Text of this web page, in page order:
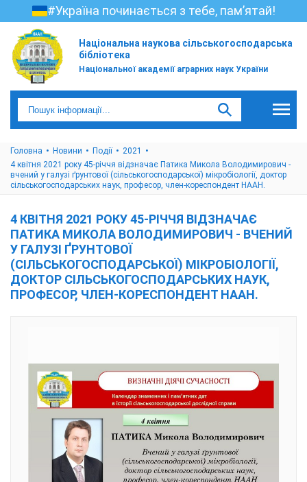
#Україна починається з тебе, пам’ятай!
Національна наукова сільськогосподарська
бібліотека
Національної академії аграрних наук України
Головна Новини Події
2021
4 квітня 2021 року 45-річчя відзначає Патика Микола Володимирович -
вчений у галузі ґрунтової (сільськогосподарської) мікробіології, доктор
сільськогосподарських наук, професор, член-кореспондент НААН.
4 КВІТНЯ 2021 РОКУ 45-РІЧЧЯ ВІДЗНАЧАЄ
ПАТИКА МИКОЛА ВОЛОДИМИРОВИЧ - ВЧЕНИЙ
У ГАЛУЗІ ҐРУНТОВОЇ
(СІЛЬСЬКОГОСПОДАРСЬКОЇ) МІКРОБІОЛОГІЇ,
ДОКТОР СІЛЬСЬКОГОСПОДАРСЬКИХ НАУК,
ПРОФЕСОР, ЧЛЕН-КОРЕСПОНДЕНТ НААН.